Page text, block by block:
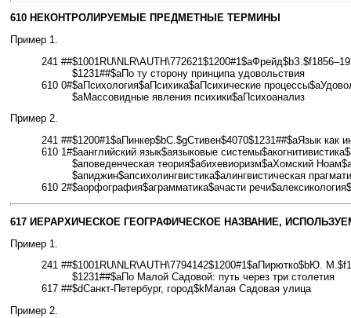
610 НЕКОНТРОЛИРУЕМЫЕ ПРЕДМЕТНЫЕ ТЕРМИНЫ
Пример 1.
241 ##
$1231##$aПо ту сторону принципа удовольствия
610 0#$aПсихология$aПсихика$aПсихические
$aМассовидные явления психики$aПсихоанализ
Пример 2.
241 ##$1200#1$aПинкер$bС.$gСтивен$4070$1231##$aЯзык как
610 1#$aанглийский язык$aязыковые
$aповеденческая теория$aбихевиоризм$aХомский
$aпиджин$aпсихолингвистика$aлингвистическая
610 2#$aорфография$aграмматика$aчасти
617 ИЕРАРХИЧЕСКОЕ ГЕОГРАФИЧЕСКОЕ НАЗВАНИЕ,
Пример 1.
241 ##$1001RU\NLR\AUTH\7794142$1200#1$aПирютко$bЮ.
$1231##$aПо Малой Садовой: путь через три столетия
617 ##$dСанкт-Петербург, город$kМалая Садовая улица
Пример 2.